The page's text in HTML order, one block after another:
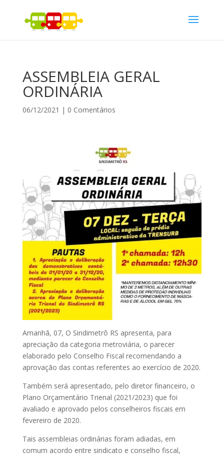
ASSEMBLEIA GERAL
ORDINÁRIA
06/12/2021 | 0 Comentários
Amanhã, 07, O Sindimetrô RS apresenta, para
apreciação da categoria metroviária, o parecer
elaborado pelo Conselho Fiscal recomendando a
aprovação das contas referentes ao exercício de 2020.
Também será apresentado, pelo diretor financeiro, o
Plano Orçamentário Trienal (2021/2023) que foi
avaliado e aprovado pelos conselheiros fiscais em
fevereiro de 2020.
Tais assembleias ordinárias foram adiadas, em
comum acordo entre sindicato e conselho fiscal,